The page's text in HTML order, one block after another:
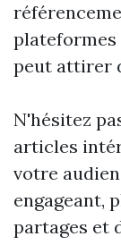
plateformes
peut attirer
N'hésitez
articles
votre
engageant,
partages et